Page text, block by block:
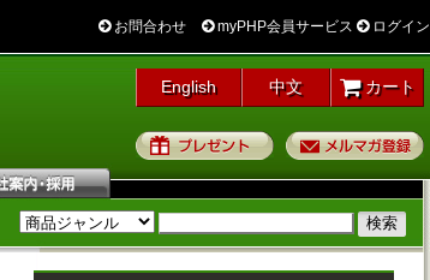
お問合わせ myPHP会員サービス ログイン
English 中文 カート
プレゼント